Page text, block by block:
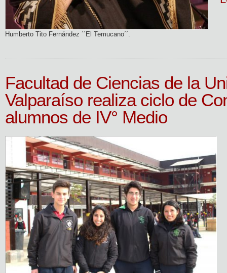
Humberto Tito Fernández ´´El Temucano´´.
Facultad de Ciencias de la
Valparaíso realiza ciclo de
alumnos de IV° Medio